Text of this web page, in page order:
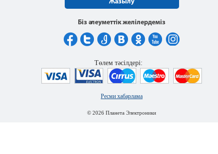
Жазылу
Біз әлеуметтік желілердеміз
Ресми хабарлама
© 2026 Планета Электроники
Төлем тәсілдері: